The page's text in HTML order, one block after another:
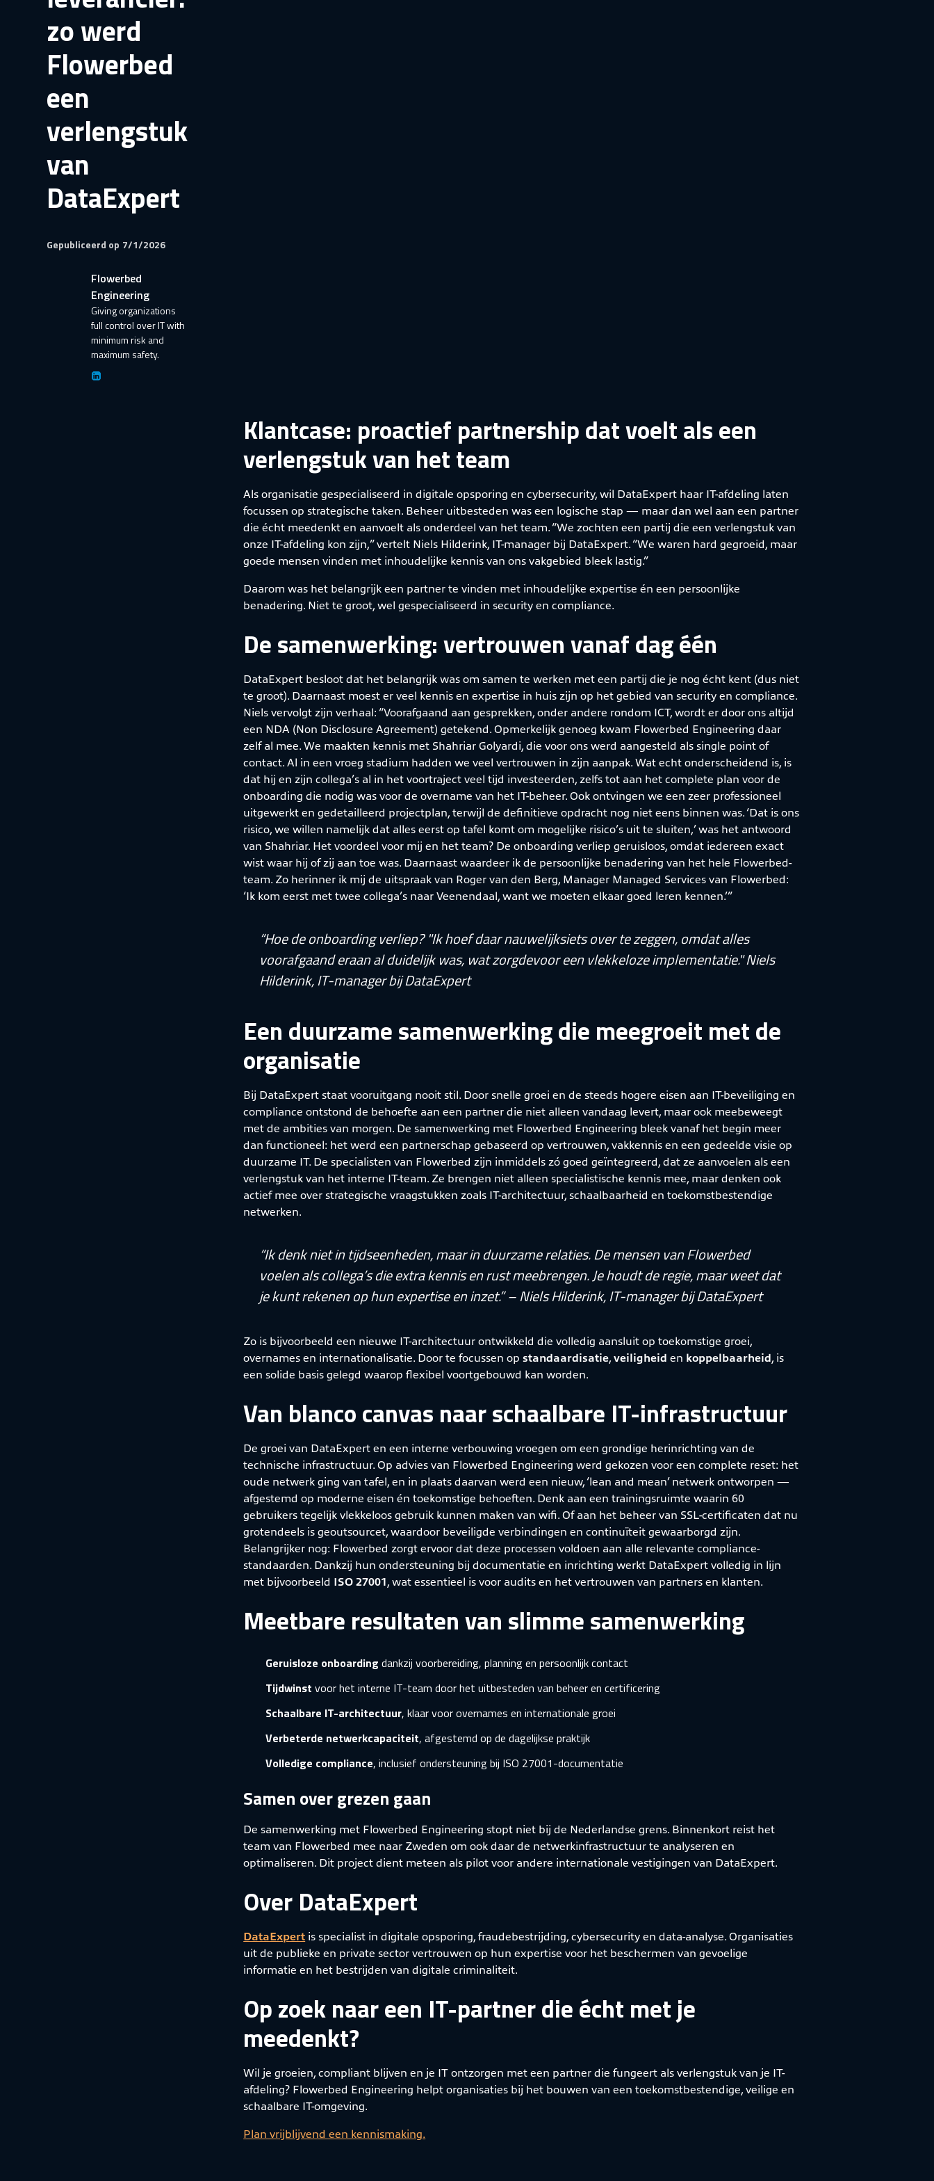
zo werd
Flowerbed
een
verlengstuk
van
DataExpert
Gepubliceerd op 7/1/2026
Flowerbed
Engineering
Giving organizations
full control over IT with
minimum risk and
maximum safety.
Klantcase: proactief partnership dat voelt als een
verlengstuk van het team
Als organisatie gespecialiseerd in digitale opsporing en cybersecurity, wil DataExpert haar IT-afdeling laten
focussen op strategische taken. Beheer uitbesteden was een logische stap — maar dan wel aan een partner
die écht meedenkt en aanvoelt als onderdeel van het team. “We zochten een partij die een verlengstuk van
onze IT-afdeling kon zijn,” vertelt Niels Hilderink, IT-manager bij DataExpert. “We waren hard gegroeid, maar
goede mensen vinden met inhoudelijke kennis van ons vakgebied bleek lastig.”
Daarom was het belangrijk een partner te vinden met inhoudelijke expertise én een persoonlijke
benadering. Niet te groot, wel gespecialiseerd in security en compliance.
De samenwerking: vertrouwen vanaf dag één
DataExpert besloot dat het belangrijk was om samen te werken met een partij die je nog écht kent (dus niet
te groot). Daarnaast moest er veel kennis en expertise in huis zijn op het gebied van security en compliance.
Niels vervolgt zijn verhaal: “Voorafgaand aan gesprekken, onder andere rondom ICT, wordt er door ons altijd
een NDA (Non Disclosure Agreement) getekend. Opmerkelijk genoeg kwam Flowerbed Engineering daar
zelf al mee. We maakten kennis met Shahriar Golyardi, die voor ons werd aangesteld als single point of
contact. Al in een vroeg stadium hadden we veel vertrouwen in zijn aanpak. Wat echt onderscheidend is, is
dat hij en zijn collega’s al in het voortraject veel tijd investeerden, zelfs tot aan het complete plan voor de
onboarding die nodig was voor de overname van het IT-beheer. Ook ontvingen we een zeer professioneel
uitgewerkt en gedetailleerd projectplan, terwijl de definitieve opdracht nog niet eens binnen was. ‘Dat is ons
risico, we willen namelijk dat alles eerst op tafel komt om mogelijke risico’s uit te sluiten,’ was het antwoord
van Shahriar. Het voordeel voor mij en het team? De onboarding verliep geruisloos, omdat iedereen exact
wist waar hij of zij aan toe was. Daarnaast waardeer ik de persoonlijke benadering van het hele Flowerbed-
team. Zo herinner ik mij de uitspraak van Roger van den Berg, Manager Managed Services van Flowerbed:
‘Ik kom eerst met twee collega’s naar Veenendaal, want we moeten elkaar goed leren kennen.’”
“Hoe de onboarding verliep? "Ik hoef daar nauwelijksiets over te zeggen, omdat alles
voorafgaand eraan al duidelijk was, wat zorgdevoor een vlekkeloze implementatie." Niels
Hilderink, IT-manager bij DataExpert
Een duurzame samenwerking die meegroeit met de
organisatie
Bij DataExpert staat vooruitgang nooit stil. Door snelle groei en de steeds hogere eisen aan IT-beveiliging en
compliance ontstond de behoefte aan een partner die niet alleen vandaag levert, maar ook meebeweegt
met de ambities van morgen. De samenwerking met Flowerbed Engineering bleek vanaf het begin meer
dan functioneel: het werd een partnerschap gebaseerd op vertrouwen, vakkennis en een gedeelde visie op
duurzame IT. De specialisten van Flowerbed zijn inmiddels zó goed geïntegreerd, dat ze aanvoelen als een
verlengstuk van het interne IT-team. Ze brengen niet alleen specialistische kennis mee, maar denken ook
actief mee over strategische vraagstukken zoals IT-architectuur, schaalbaarheid en toekomstbestendige
netwerken.
“Ik denk niet in tijdseenheden, maar in duurzame relaties. De mensen van Flowerbed
voelen als collega’s die extra kennis en rust meebrengen. Je houdt de regie, maar weet dat
je kunt rekenen op hun expertise en inzet.” – Niels Hilderink, IT-manager bij DataExpert
Zo is bijvoorbeeld een nieuwe IT-architectuur ontwikkeld die volledig aansluit op toekomstige groei,
overnames en internationalisatie. Door te focussen opstandaardisatie,veiligheid en koppelbaarheid, is
een solide basis gelegd waarop flexibel voortgebouwd kan worden.
Van blanco canvas naar schaalbare IT-infrastructuur
De groei van DataExpert en een interne verbouwing vroegen om een grondige herinrichting van de
technische infrastructuur. Op advies van Flowerbed Engineering werd gekozen voor een complete reset: het
oude netwerk ging van tafel, en in plaats daarvan werd een nieuw, ‘lean and mean’ netwerk ontworpen —
afgestemd op moderne eisen én toekomstige behoeften. Denk aan een trainingsruimte waarin 60
gebruikers tegelijk vlekkeloos gebruik kunnen maken van wifi. Of aan het beheer van SSL-certificaten dat nu
grotendeels is geoutsourcet, waardoor beveiligde verbindingen en continuïteit gewaarborgd zijn.
Belangrijker nog: Flowerbed zorgt ervoor dat deze processen voldoen aan alle relevante compliance-
standaarden. Dankzij hun ondersteuning bij documentatie en inrichting werkt DataExpert volledig in lijn
met bijvoorbeeld ISO 27001, wat essentieel is voor audits en het vertrouwen van partners en klanten.
Meetbare resultaten van slimme samenwerking
Geruisloze onboarding dankzij voorbereiding, planning en persoonlijk contact
Tijdwinst voor het interne IT-team door het uitbesteden van beheer en certificering
Schaalbare IT-architectuur, klaar voor overnames en internationale groei
Verbeterde netwerkcapaciteit, afgestemd op de dagelijkse praktijk
Volledige compliance, inclusief ondersteuning bij ISO 27001-documentatie
Samen over grezen gaan
De samenwerking met Flowerbed Engineering stopt niet bij de Nederlandse grens. Binnenkort reist het
team van Flowerbed mee naar Zweden om ook daar de netwerkinfrastructuur te analyseren en
optimaliseren. Dit project dient meteen als pilot voor andere internationale vestigingen van DataExpert.
Over DataExpert
DataExpert is specialist in digitale opsporing, fraudebestrijding, cybersecurity en data-analyse. Organisaties
uit de publieke en private sector vertrouwen op hun expertise voor het beschermen van gevoelige
informatie en het bestrijden van digitale criminaliteit.
Op zoek naar een IT-partner die écht met je
meedenkt?
Wil je groeien, compliant blijven en je IT ontzorgen met een partner die fungeert als verlengstuk van je IT-
afdeling? Flowerbed Engineering helpt organisaties bij het bouwen van een toekomstbestendige, veilige en
schaalbare IT-omgeving.
Plan vrijblijvend een kennismaking.